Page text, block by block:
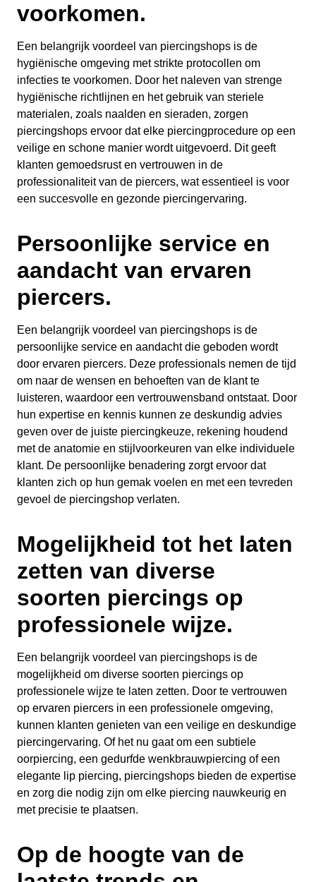
voorkomen.
Een belangrijk voordeel van piercingshops is de
hygiënische omgeving met strikte protocollen om
infecties te voorkomen. Door het naleven van strenge
hygiënische richtlijnen en het gebruik van steriele
materialen, zoals naalden en sieraden, zorgen
piercingshops ervoor dat elke piercingprocedure op een
veilige en schone manier wordt uitgevoerd. Dit geeft
klanten gemoedsrust en vertrouwen in de
professionaliteit van de piercers, wat essentieel is voor
een succesvolle en gezonde piercingervaring.
Persoonlijke service en
aandacht van ervaren
piercers.
Een belangrijk voordeel van piercingshops is de
persoonlijke service en aandacht die geboden wordt
door ervaren piercers. Deze professionals nemen de tijd
om naar de wensen en behoeften van de klant te
luisteren, waardoor een vertrouwensband ontstaat. Door
hun expertise en kennis kunnen ze deskundig advies
geven over de juiste piercingkeuze, rekening houdend
met de anatomie en stijlvoorkeuren van elke individuele
klant. De persoonlijke benadering zorgt ervoor dat
klanten zich op hun gemak voelen en met een tevreden
gevoel de piercingshop verlaten.
Mogelijkheid tot het laten
zetten van diverse
soorten piercings op
professionele wijze.
Een belangrijk voordeel van piercingshops is de
mogelijkheid om diverse soorten piercings op
professionele wijze te laten zetten. Door te vertrouwen
op ervaren piercers in een professionele omgeving,
kunnen klanten genieten van een veilige en deskundige
piercingervaring. Of het nu gaat om een subtiele
oorpiercing, een gedurfde wenkbrauwpiercing of een
elegante lip piercing, piercingshops bieden de expertise
en zorg die nodig zijn om elke piercing nauwkeurig en
met precisie te plaatsen.
Op de hoogte van de